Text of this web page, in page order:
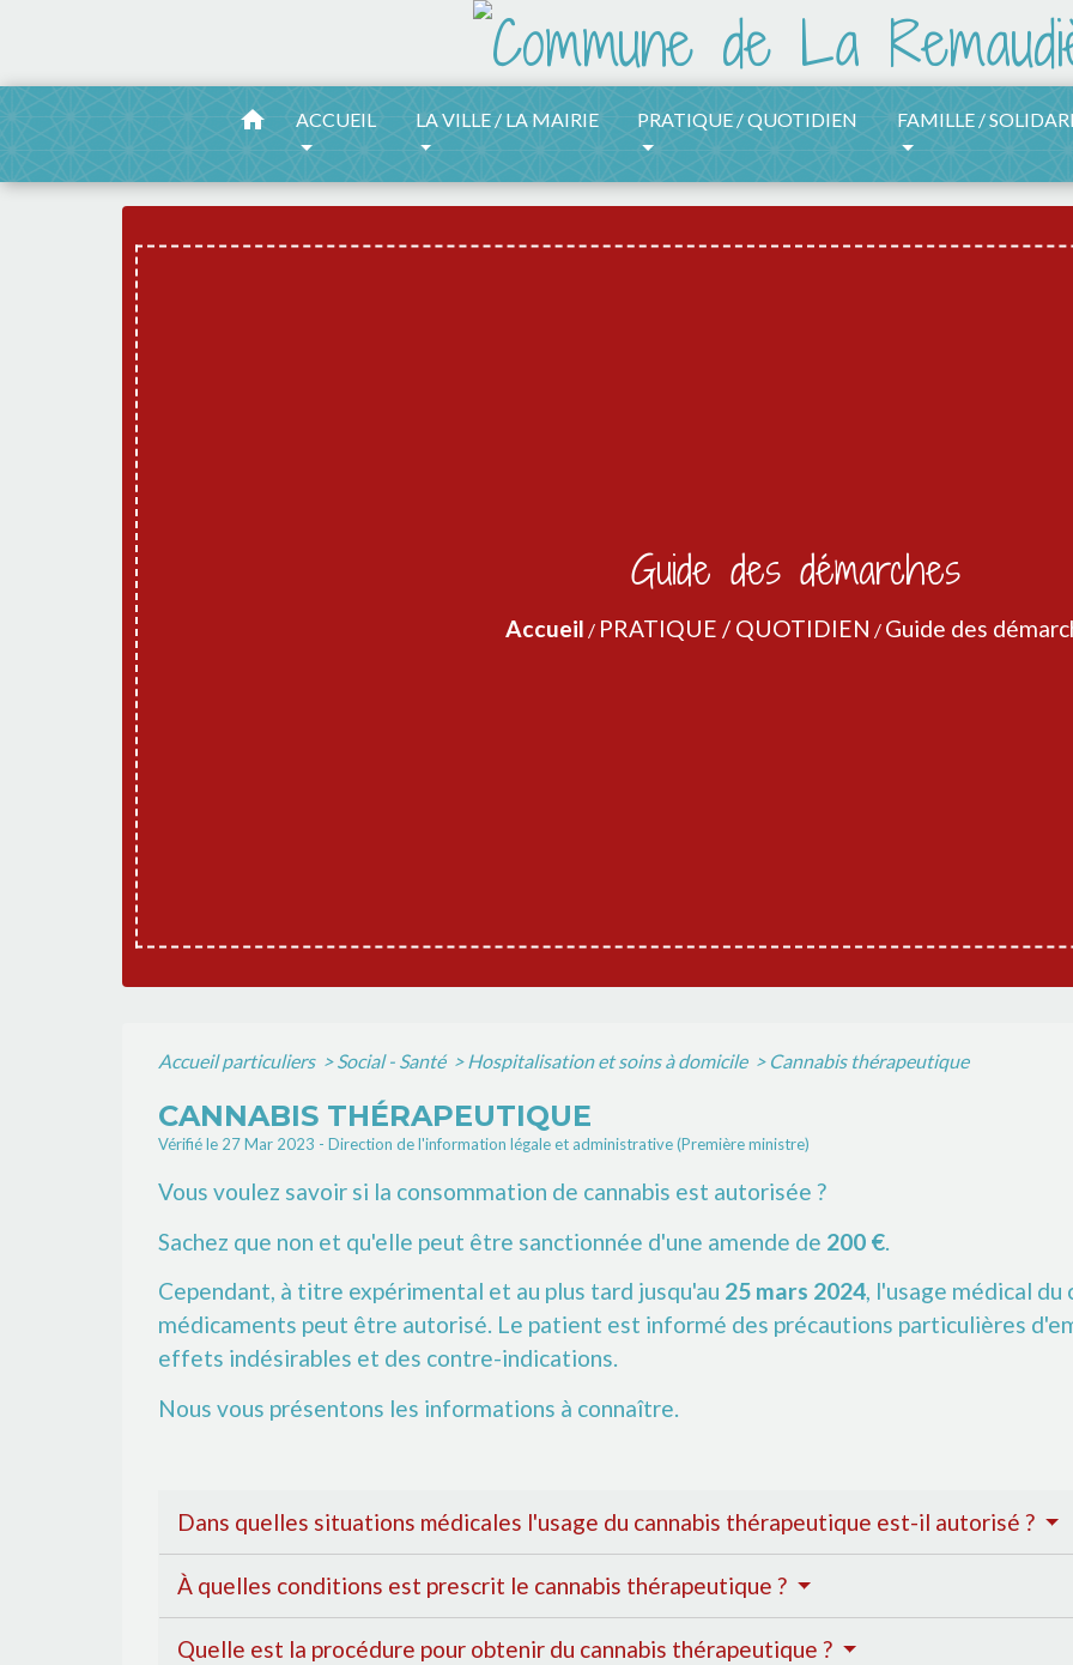
home ACCUEIL LA VILLE / LA MAIRIE PRATIQUE / QUOTIDIEN FAMILLE /
Guide des démarches
Accueil / PRATIQUE / QUOTIDIEN / Guide des
Accueil particuliers > Social - Santé > Hospitalisation et soins à domicile > Cannabis thérapeutique
CANNABIS THÉRAPEUTIQUE
Vérifié le 27 Mar 2023 - Direction de l'information légale et administrative (Première ministre)
Vous voulez savoir si la consommation de cannabis est autorisée ?
Sachez que non et qu'elle peut être sanctionnée d'une amende de 200 €.
Cependant, à titre expérimental et au plus tard jusqu'au 25 mars 2024, l'usage médical du
médicaments peut être autorisé. Le patient est informé des précautions particulières
effets indésirables et des contre-indications.
Nous vous présentons les informations à connaître.
Dans quelles situations médicales l'usage du cannabis thérapeutique est-il autorisé ?
À quelles conditions est prescrit le cannabis thérapeutique ?
Quelle est la procédure pour obtenir du cannabis thérapeutique ?